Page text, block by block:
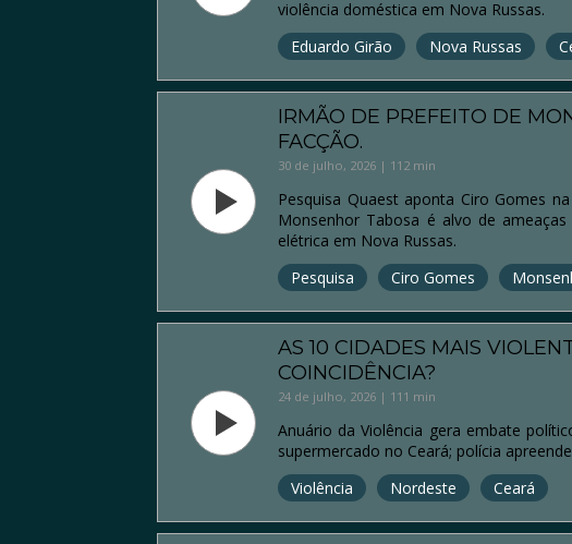
violência doméstica em Nova Russas.
Eduardo Girão
Nova Russas
IRMÃO DE PREFEITO DE
FACÇÃO.
30 de julho, 2026 | 112 min
Pesquisa Quaest aponta Ciro Gomes
Monsenhor Tabosa é alvo de
elétrica em Nova Russas.
Pesquisa
Ciro Gomes
AS 10 CIDADES MAIS
COINCIDÊNCIA?
24 de julho, 2026 | 111 min
Anuário da Violência gera embate
supermercado no Ceará; polícia
Violência
Nordeste Ceará